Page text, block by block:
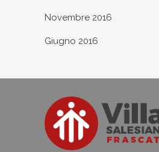
Novembre 2016
Giugno 2016